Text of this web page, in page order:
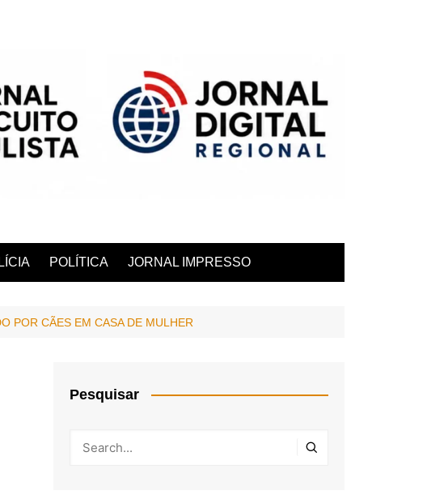
POLÍTICA JORNAL IMPRESSO
POR CÃES EM CASA DE MULHER
Pesquisar